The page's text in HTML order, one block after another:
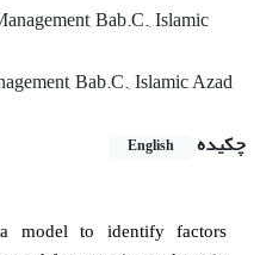
Bab.C., Islamic
Bab.C., Islamic Azad
چکیده
English
model to identify factors